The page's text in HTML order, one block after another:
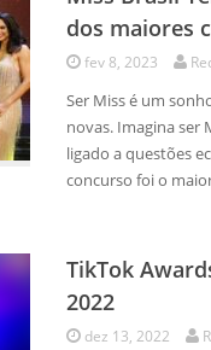
dos maiores
fev 8, 2023
Ser Miss é um
novas. Imagina ser
ligado a questões
concurso foi o
TikTok
2022
dez 13, 2022